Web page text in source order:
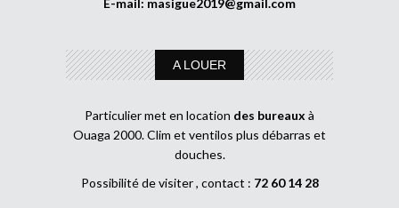
A LOUER
Particulier met en location des bureaux à
Ouaga 2000. Clim et ventilos plus débarras et
douches.
Possibilité de visiter , contact : 72 60 14 28